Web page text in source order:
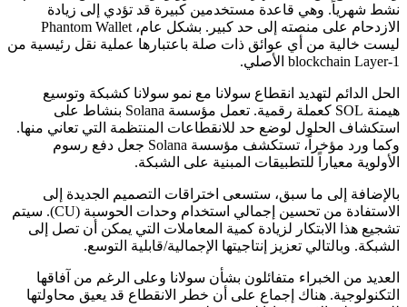
نشط شهرياً. وهي قاعدة مستخدمين كبيرة قد تؤدي إلى زيادة
الازدحام على منصته إلى حد كبير. بشكل عام، Phantom Wallet
ليست خالية من أي عوائق ذات صلة باعتبارها عملية نقل رئيسية من
blockchain Layer-1 الأصلي.
الحل الدائم لتهديد انقطاع سولانا مع نمو سولانا كشبكة وتوسيع
هيمنة SOL كعملة رقمية. تعمل مؤسسة Solana بنشاط على
استكشاف الحلول لوضع حد للانقطاعات المنتظمة التي تعاني منها.
وكما ورد مؤخراً، تستكشف مؤسسة Solana جعل دفع رسوم
الأولوية معياراً للتطبيقات المبنية على الشبكة.
بالإضافة إلى ما سبق، ستسعى اختراقات التصميم الجديدة إلى
الاستفادة من تحسين إجمالي استخدام وحدات الحوسبة (CU). سيتم
تشجيع هذا الابتكار لزيادة كمية المعاملات التي يمكن أن تصل إلى
الشبكة. وبالتالي تعزيز إنتاجيتها الإجمالية/قابلية التوسع.
العديد من الخبراء متفائلون بشأن سولانا وعلى الرغم من آفاقها
التكنولوجية. هناك إجماع على أن خطر الانقطاع قد يعيق محاولتها